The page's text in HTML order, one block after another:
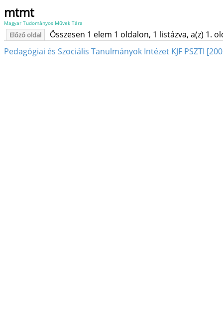
mtmt
Magyar Tudományos Művek Tára
Előző oldal
Összesen 1 elem 1 oldalon, 1 listázva, a(z) 1.
Pedagógiai és Szociális Tanulmányok Intézet KJF PSZTI